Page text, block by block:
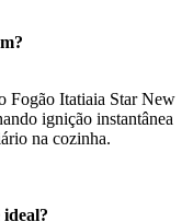
Fogão Itatiaia Star New
ignição instantânea
na cozinha.